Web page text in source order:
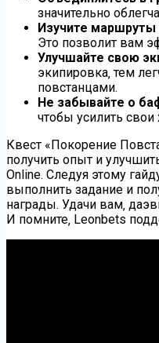
значительно
Изучите маршруты
Это позволит вам
Улучшайте свою
экипировка‚ тем
повстанцами.
Не забывайте о
чтобы усилить свои
Квест «Покорение
получить опыт и
Online. Следуя этому
выполнить задание и
награды. Удачи вам‚
И помните‚ Leonbets